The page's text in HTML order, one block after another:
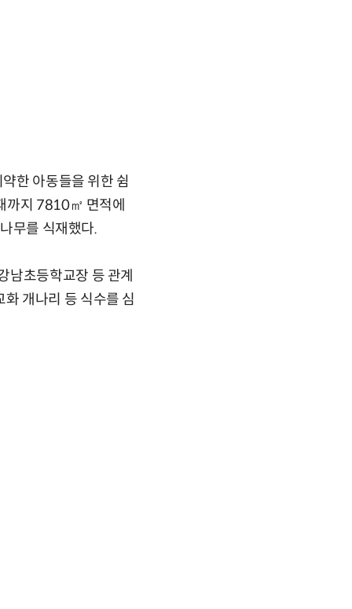
한 아동들을 위한 쉼
까지 7810㎡ 면적에
무를 식재했다.
남초등학교장 등 관계
개나리 등 식수를 심